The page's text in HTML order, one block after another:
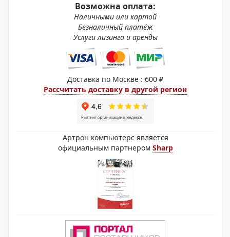
Возможна оплата:
Наличными или картой
Безналичный платёж
Услуги лизинга и аренды
Доставка по Москве : 600 ₽
Рассчитать доставку в другой регион
Артрон компьютерс является
официальным партнером Sharp